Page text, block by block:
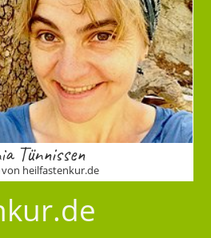
Tünnissen
heilfastenkur.de